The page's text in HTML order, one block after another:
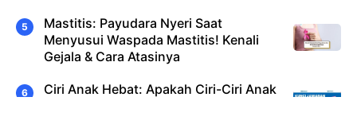
Mastitis: Payudara Nyeri Saat
Menyusui Waspada Mastitis! Kenali
Gejala & Cara Atasinya
Ciri Anak Hebat: Apakah Ciri-Ciri Anak